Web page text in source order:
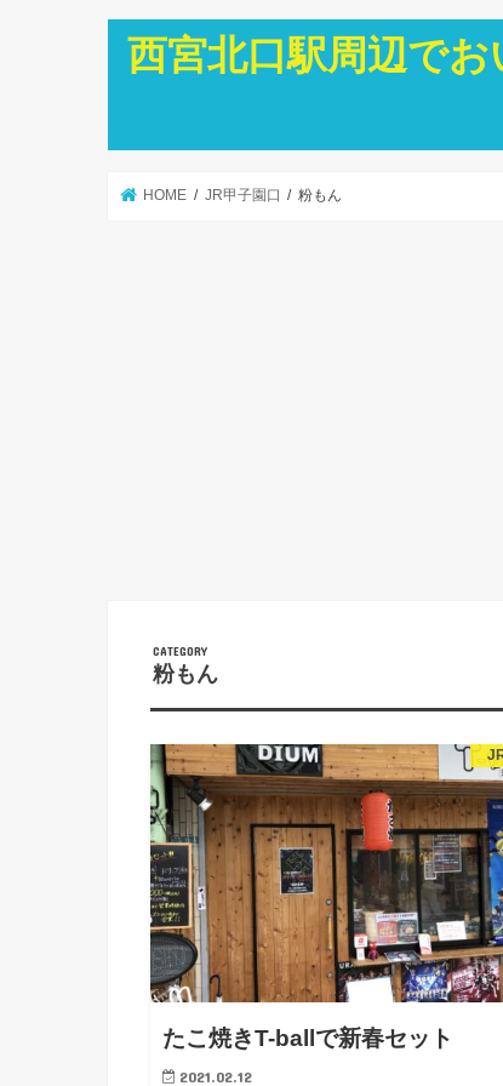
西宮北口駅周辺で
HOME JR甲子園口 粉もん
粉もん
たこ焼きT-ballで新春セット
2021.02.12